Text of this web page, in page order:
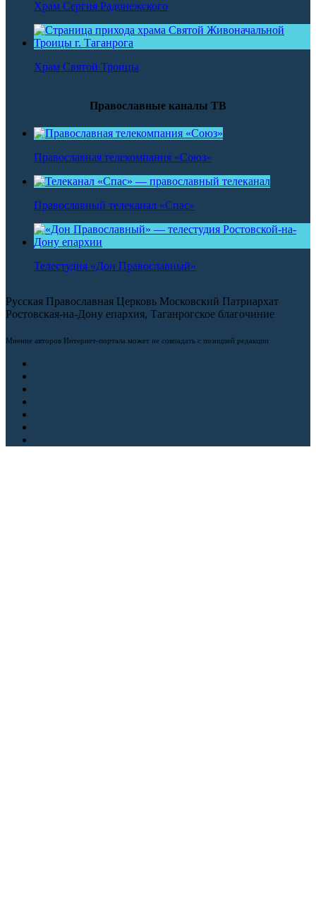
Храм Сергия Радонежского
Храм Святой Троицы
Православные каналы ТВ
Православная телекомпания «Союз»
Православный телеканал «Спас»
Телестудия «Дон Православный»
Русская Православная Церковь Московский Патриархат
Ростовская-на-Дону епархия, Таганрогское благочиние
Мнение авторов Интернет-портала может не совпадать с позицией редакции